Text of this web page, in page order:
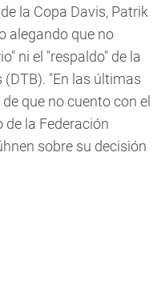
la Copa Davis, Patrik
alegando que no
ni el "respaldo" de la
"En las últimas
que no cuento con el
de la Federación
sobre su decisión